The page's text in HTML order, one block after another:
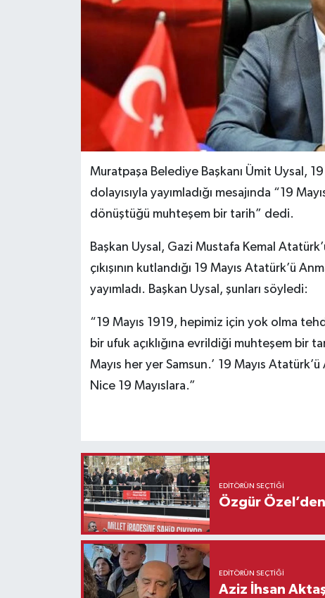
Muratpaşa Belediye Başkanı Ümit Uysal,
dolayısıyla yayımladığı mesajında “19
dönüştüğü muhteşem bir tarih” dedi.
Başkan Uysal, Gazi Mustafa Kemal
çıkışının kutlandığı 19 Mayıs Atatürk’ü
yayımladı. Başkan Uysal, şunları söyledi:
“19 Mayıs 1919, hepimiz için yok olma
bir ufuk açıklığına evrildiği muhteşem bir
Mayıs her yer Samsun.’ 19 Mayıs
Nice 19 Mayıslara.”
EDITÖRÜN SEÇTIĞI
Özgür Özel’den
EDITÖRÜN SEÇTIĞI
Aziz İhsan